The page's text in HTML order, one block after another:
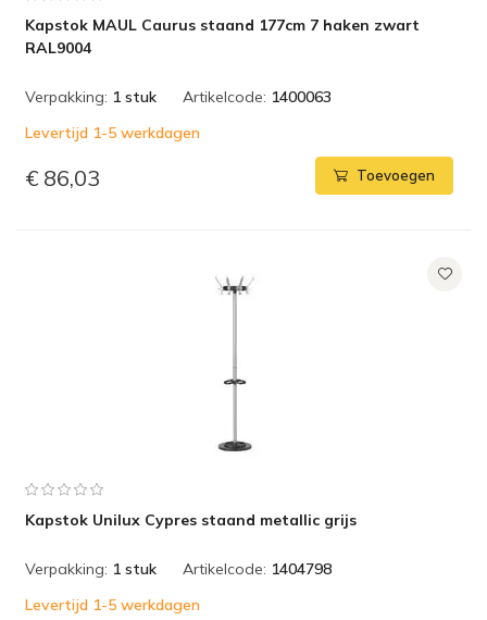
Kapstok MAUL Caurus staand 177cm 7 haken zwart
RAL9004
Verpakking: 1 stuk Artikelcode: 1400063
Levertijd 1-5 werkdagen
€ 86,03 Toevoegen
Kapstok Unilux Cypres staand metallic grijs
Verpakking: 1 stuk Artikelcode: 1404798
Levertijd 1-5 werkdagen